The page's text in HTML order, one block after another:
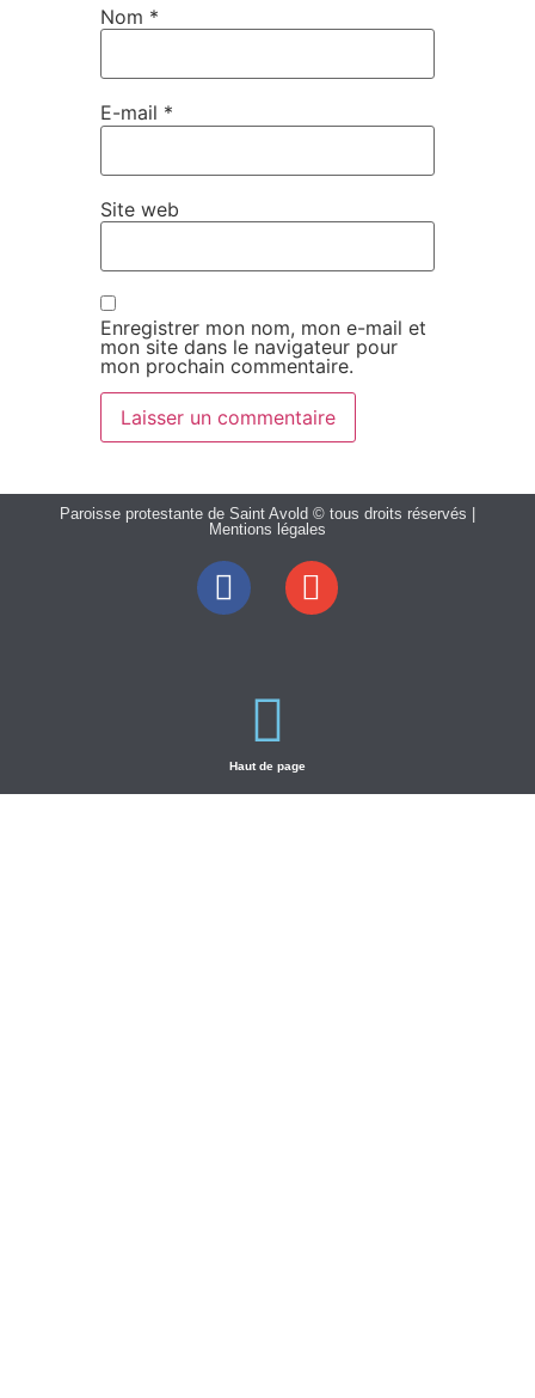
Nom *
E-mail *
Site web
Enregistrer mon nom, mon e-mail et
mon site dans le navigateur pour
mon prochain commentaire.
Paroisse protestante de Saint Avold © tous droits réservés |
Mentions légales
Haut de page